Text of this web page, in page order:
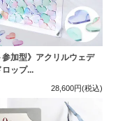
参加型》アクリルウェデ
ロップ...
28,600円(税込)